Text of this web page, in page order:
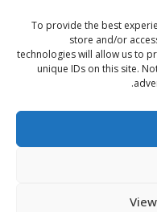
To provide the best
store and/or
technologies will allow us to
unique IDs on this site.